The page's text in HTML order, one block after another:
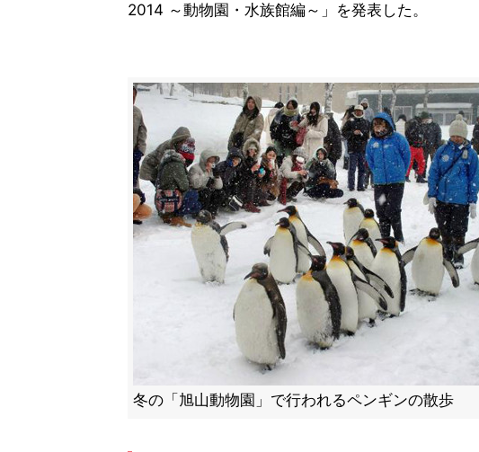
2014 ～動物園・水族館編～」を発表した。
冬の「旭山動物園」で行われるペンギンの散歩